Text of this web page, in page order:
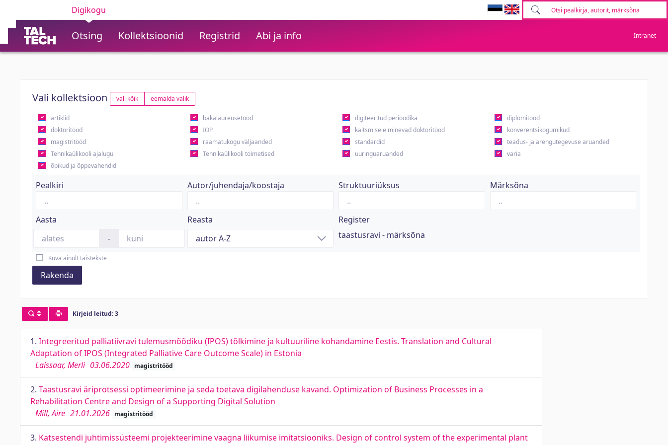
Digikogu
Otsing Kollektsioonid Registrid Abi ja info Intranet
Vali kollektsioon vali kõik eemalda valik
artiklid bakalaureusetööd digiteeritud perioodika
diplomitööd
doktoritööd
IOP kaitsmisele minevad doktoritööd
konverentsikogumikud
magistritööd
raamatukogu väljaanded standardid
teadus- ja arengutegevuse aruanded
Tehnikaülikooli ajalugu
Tehnikaülikooli toimetised uuringuaruanded
varia
õpikud ja õppevahendid
Pealkiri Autor/juhendaja/koostaja Struktuuriüksus Märksõna
Aasta
-
Reasta
Register
taastusravi - märksõna
Kuva ainult täistekste
Rakenda
Kirjeid leitud: 3
1. Integreeritud palliatiivravi tulemusmõõdiku (IPOS) tõlkimine ja kultuuriline kohandamine Eestis. Translation and Cultural
Adaptation of IPOS (Integrated Palliative Care Outcome Scale) in Estonia
Laissaar, Merli 03.06.2020 magistritööd
2. Taastusravi äriprotsessi optimeerimine ja seda toetava digilahenduse kavand. Optimization of Business Processes in a
Rehabilitation Centre and Design of a Supporting Digital Solution
Mill, Aire 21.01.2026 magistritööd
3. Katsestendi juhtimissüsteemi projekteerimine vaagna liikumise imitatsiooniks. Design of control system of the experimental plant